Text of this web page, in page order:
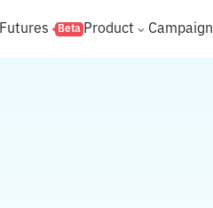
Futures Beta Product Campaign